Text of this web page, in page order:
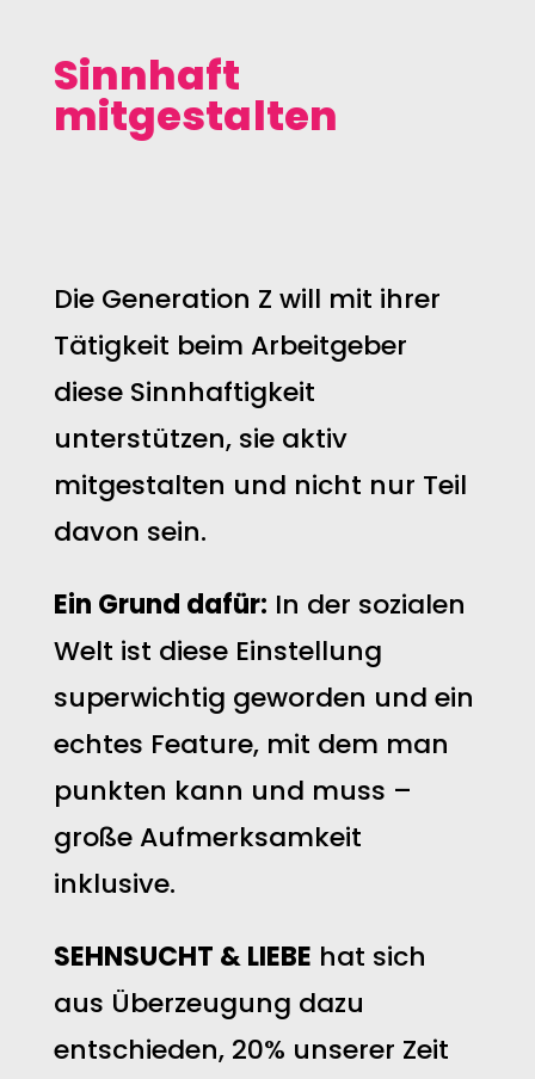
Sinnhaft
mitgestalten
Die Generation Z will mit ihrer
Tätigkeit beim Arbeitgeber
diese Sinnhaftigkeit
unterstützen, sie aktiv
mitgestalten und nicht nur Teil
davon sein.
Ein Grund dafür: In der sozialen
Welt ist diese Einstellung
superwichtig geworden und ein
echtes Feature, mit dem man
punkten kann und muss –
große Aufmerksamkeit
inklusive.
SEHNSUCHT & LIEBE hat sich
aus Überzeugung dazu
entschieden, 20% unserer Zeit